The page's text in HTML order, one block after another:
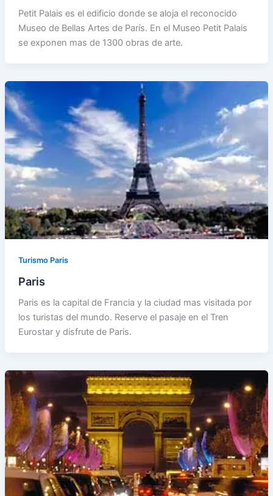
Petit Palais es el edificio donde se aloja el reconocido
Museo de Bellas Artes de París. En el Museo Petit Palais
se exponen mas de 1300 obras de arte.
Turismo Paris
Paris
Paris es la capital de Francia y la ciudad mas visitada por
los turistas del mundo. Reserve el pasaje en el Tren
Eurostar y disfrute de Paris.